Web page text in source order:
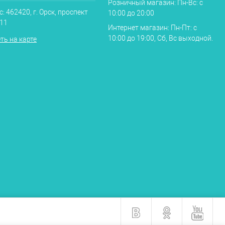
462420, г. Орск, проспект
на карте
Розничный магазин: Пн-Вс: с
10:00 до 20:00
Интернет магазин: Пн-Пт: с
10:00 до 19:00, Сб, Вс выходной.